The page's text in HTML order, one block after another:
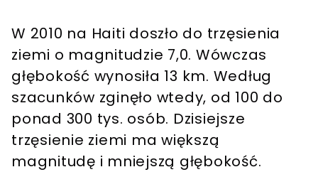
W 2010 na Haiti doszło do trzęsienia
ziemi o magnitudzie 7,0. Wówczas
głębokość wynosiła 13 km. Według
szacunków zginęło wtedy, od 100 do
ponad 300 tys. osób. Dzisiejsze
trzęsienie ziemi ma większą
magnitudę i mniejszą głębokość.